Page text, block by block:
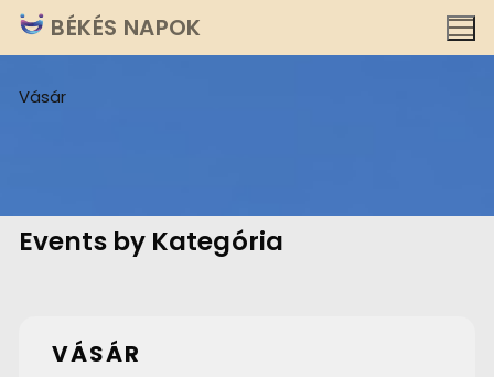
Ugrás
a
BÉKÉS NAPOK
Vásár
Events by Kategória
VÁSÁR